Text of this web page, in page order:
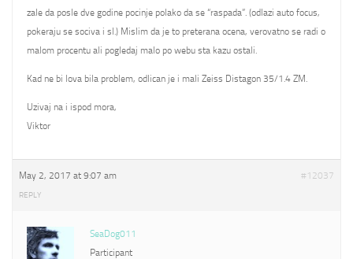
zale da posle dve godine pocinje polako da se “raspada”. (odlazi auto focus,
pokeraju se sociva i sl.) Mislim da je to preterana ocena, verovatno se radi o
malom procentu ali pogledaj malo po webu sta kazu ostali.
Kad ne bi lova bila problem, odlican je i mali Zeiss Distagon 35/1.4 ZM.
Uzivaj na i ispod mora,
Viktor
May 2, 2017 at 9:07 am #12037
REPLY
SeaDog011
Participant